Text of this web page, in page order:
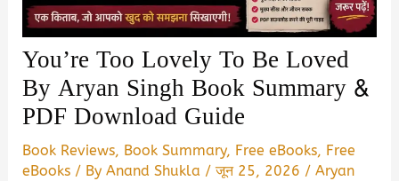
You’re Too Lovely To Be Loved
By Aryan Singh Book Summary &
PDF Download Guide
Book Reviews, Book Summary, Free eBooks, Free
eBooks / ByAnand Shukla /जून 25, 2026 /Aryan